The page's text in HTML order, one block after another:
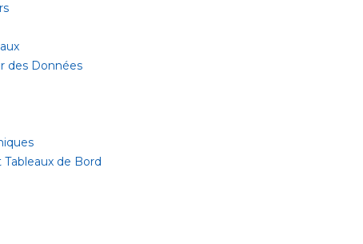
des Données
Tableaux de Bord